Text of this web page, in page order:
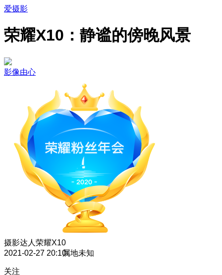
爱摄影
荣耀X10：静谧的傍晚风景
影像由心
摄影达人 荣耀X10
2021-02-27 20:10属地未知
关注